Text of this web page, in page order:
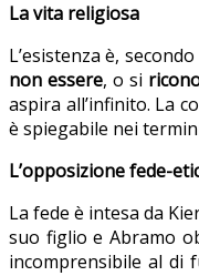
La vita religiosa
L’esistenza è,
non essere, o si
aspira all’infinito. La
è spiegabile nei
L’opposizione fede-
La fede è intesa da
suo figlio e Abramo
incomprensibile al di